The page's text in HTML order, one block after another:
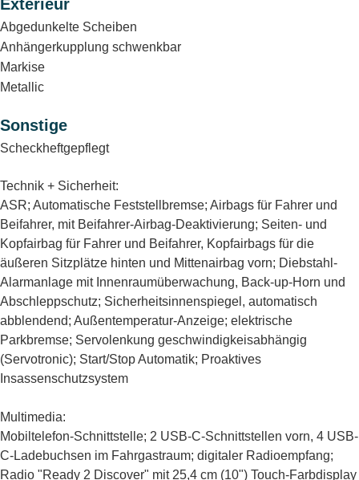
Exterieur
Abgedunkelte Scheiben
Anhängerkupplung schwenkbar
Markise
Metallic
Sonstige
Scheckheftgepflegt
Technik + Sicherheit:
ASR; Automatische Feststellbremse; Airbags für Fahrer und
Beifahrer, mit Beifahrer-Airbag-Deaktivierung; Seiten- und
Kopfairbag für Fahrer und Beifahrer, Kopfairbags für die
äußeren Sitzplätze hinten und Mittenairbag vorn; Diebstahl-
Alarmanlage mit Innenraumüberwachung, Back-up-Horn und
Abschleppschutz; Sicherheitsinnenspiegel, automatisch
abblendend; Außentemperatur-Anzeige; elektrische
Parkbremse; Servolenkung geschwindigkeisabhängig
(Servotronic); Start/Stop Automatik; Proaktives
Insassenschutzsystem
Multimedia:
Mobiltelefon-Schnittstelle; 2 USB-C-Schnittstellen vorn, 4 USB-
C-Ladebuchsen im Fahrgastraum; digitaler Radioempfang;
Radio "Ready 2 Discover" mit 25,4 cm (10") Touch-Farbdisplay